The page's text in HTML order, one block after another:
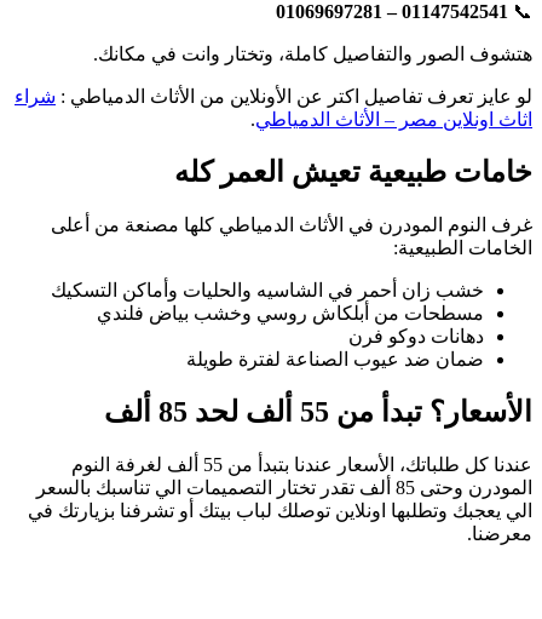
📞
01147542541 – 01069697281
هتشوف الصور والتفاصيل كاملة، وتختار وانت في مكانك.
لو عايز تعرف تفاصيل اكتر عن الأونلاين من الأثاث الدمياطي : شراء
اثاث اونلاين مصر – الأثاث الدمياطي.
خامات طبيعية تعيش العمر كله
غرف النوم المودرن في الأثاث الدمياطي كلها مصنعة من أعلى
الخامات الطبيعية:
خشب زان أحمر في الشاسيه والحليات وأماكن التسكيك
مسطحات من أبلكاش روسي وخشب بياض فلندي
دهانات دوكو فرن
ضمان ضد عيوب الصناعة لفترة طويلة
الأسعار؟ تبدأ من 55 ألف لحد 85 ألف
عندنا كل طلباتك، الأسعار عندنا بتبدأ من 55 ألف لغرفة النوم
المودرن وحتى 85 ألف تقدر تختار التصميمات الي تناسبك بالسعر
الي يعجبك وتطلبها اونلاين توصلك لباب بيتك أو تشرفنا بزيارتك في
معرضنا.